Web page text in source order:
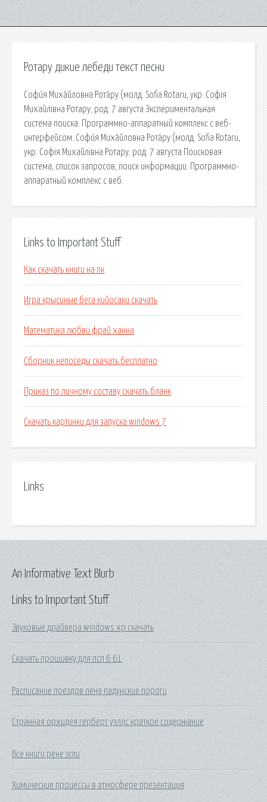
Ротару дикие лебеди текст песни
Софи́я Миха́йловна Рота́ру (молд. Sofia Rotaru, укр. Софія
Михайлівна Ротару; род. 7 августа Экспериментальная
система поиска. Программно-аппаратный комплекс с веб-
интерфейсом. Софи́я Миха́йловна Рота́ру (молд. Sofia Rotaru,
укр. Софія Михайлівна Ротару; род. 7 августа Поисковая
сиcтема, список запросов, поиск информации. Программно-
аппаратный комплекс с веб.
Links to Important Stuff
Как скачать книги на пк
Игра крысиные бега кийосаки скачать
Математика любви фрай ханна
Сборник непоседы скачать бесплатно
Приказ по личному составу скачать бланк
Скачать картинки для запуска windows 7
Links
Links to Important Stuff
Звуковые драйвера windows xp скачать
Скачать прошивку для псп 6 61
Расписание поездов лена падунские пороги
Странная орхидея герберт уэллс краткое содержание
Все книги рене эгли
Химические процессы в атмосфере презентация
An Informative Text Blurb